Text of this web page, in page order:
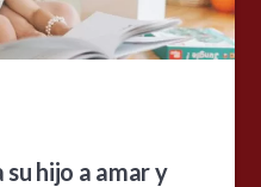
hijo a amar y